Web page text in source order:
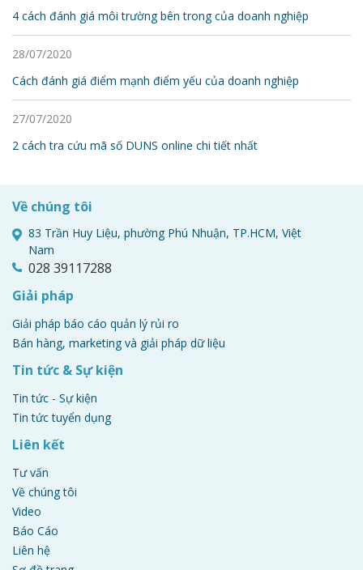
4 cách đánh giá môi trường bên trong của doanh nghiệp
28/07/2020
Cách đánh giá điểm mạnh điểm yếu của doanh nghiệp
27/07/2020
2 cách tra cứu mã số DUNS online chi tiết nhất
Về chúng tôi
83 Trần Huy Liệu, phường Phú Nhuận, TP.HCM, Việt
Nam
028 39117288
Giải pháp
Giải pháp báo cáo quản lý rủi ro
Bán hàng, marketing và giải pháp dữ liệu
Tin tức & Sự kiện
Tin tức - Sự kiện
Tin tức tuyển dụng
Liên kết
Tư vấn
Về chúng tôi
Video
Báo Cáo
Liên hệ